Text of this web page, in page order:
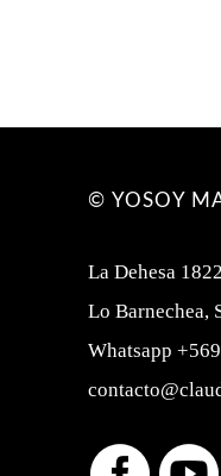
© YOSOY
La Dehesa
Lo Barnechea,
Whatsapp